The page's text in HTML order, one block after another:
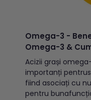
Omega-3 -
Omega-3 &
Acizii grași
importanți
fiind asociați cu
pentru